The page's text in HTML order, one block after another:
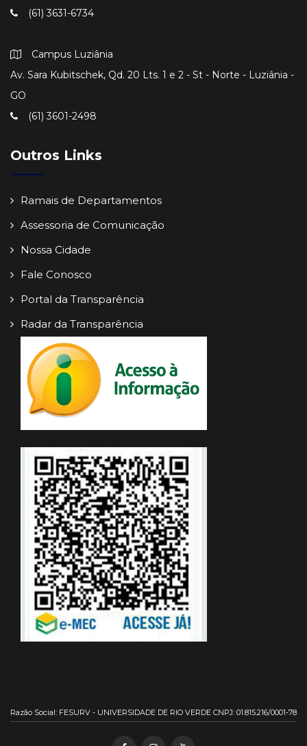
(61) 3631-6734
Campus Luziânia
Av. Sara Kubitschek, Qd. 20 Lts. 1 e 2 - St - Norte - Luziânia -
GO
(61) 3601-2498
Outros Links
Ramais de Departamentos
Assessoria de Comunicação
Nossa Cidade
Fale Conosco
Portal da Transparência
Radar da Transparência
Razão Social: FESURV - UNIVERSIDADE DE RIO VERDE CNPJ: 01.815.216/0001-78